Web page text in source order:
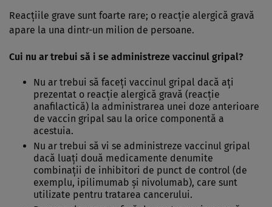
Reacţiile grave sunt foarte rare; o reacţie alergică gravă
apare la una dintr-un milion de persoane.
Cui nu ar trebui să i se administreze vaccinul gripal?
Nu ar trebui să faceţi vaccinul gripal dacă aţi
prezentat o reacţie alergică gravă (reacţie
anafilactică) la administrarea unei doze anterioare
de vaccin gripal sau la orice componentă a
acestuia.
Nu ar trebui să vi se administreze vaccinul gripal
dacă luaţi două medicamente denumite
combinaţii de inhibitori de punct de control (de
exemplu, ipilimumab şi nivolumab), care sunt
utilizate pentru tratarea cancerului.